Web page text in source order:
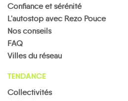
Confiance et sérénité
L'autostop avec Rezo Pouce
Nos conseils
FAQ
Villes du réseau
TENDANCE
Collectivités